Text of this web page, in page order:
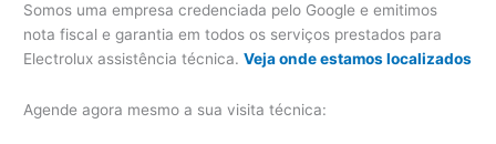
Somos uma empresa credenciada pelo Google e emitimos
nota fiscal e garantia em todos os serviços prestados para
Electrolux assistência técnica.Veja onde estamos localizados
Agende agora mesmo a sua visita técnica: